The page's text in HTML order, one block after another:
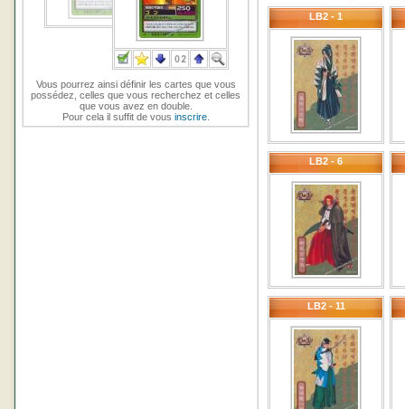
Vous pourrez ainsi définir les cartes que vous
possédez, celles que vous recherchez et celles
que vous avez en double.
Pour cela il suffit de vous inscrire.
LB2 - 1
LB2 - 6
LB2 - 11